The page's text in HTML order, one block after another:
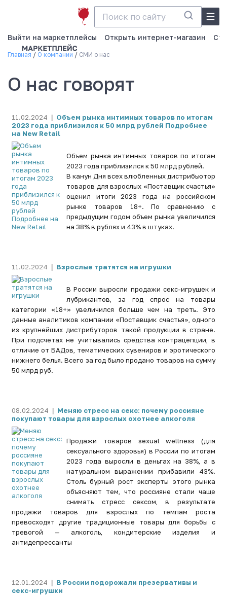
Выйти на маркетплейсы Открыть интернет-магазин
Главная О компании СМИ о нас
О нас говорят